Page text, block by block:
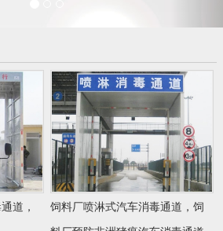
道，
饲料厂喷淋式汽车消毒通道，饲